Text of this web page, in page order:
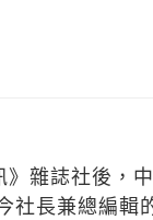
雜誌社後，
社長兼總編輯